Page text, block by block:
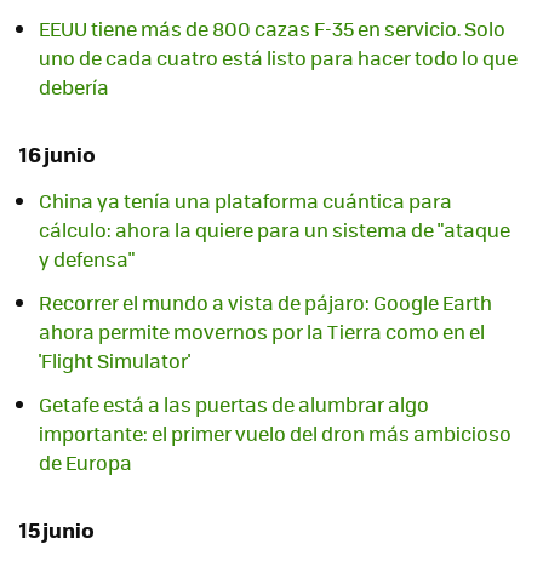
EEUU tiene más de 800 cazas F-35 en servicio. Solo
uno de cada cuatro está listo para hacer todo lo que
debería
16 junio
China ya tenía una plataforma cuántica para
cálculo: ahora la quiere para un sistema de "ataque
y defensa"
Recorrer el mundo a vista de pájaro: Google Earth
ahora permite movernos por la Tierra como en el
'Flight Simulator'
Getafe está a las puertas de alumbrar algo
importante: el primer vuelo del dron más ambicioso
de Europa
15 junio